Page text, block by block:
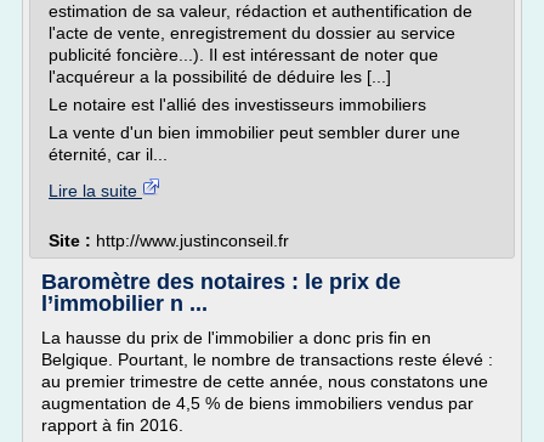
estimation de sa valeur, rédaction et authentification de
l'acte de vente, enregistrement du dossier au service
publicité foncière...). Il est intéressant de noter que
l'acquéreur a la possibilité de déduire les [...]
Le notaire est l'allié des investisseurs immobiliers
La vente d'un bien immobilier peut sembler durer une
éternité, car il...
Lire la suite
Site : http://www.justinconseil.fr
Baromètre des notaires : le prix de
l’immobilier n ...
La hausse du prix de l'immobilier a donc pris fin en
Belgique. Pourtant, le nombre de transactions reste élevé :
au premier trimestre de cette année, nous constatons une
augmentation de 4,5 % de biens immobiliers vendus par
rapport à fin 2016.